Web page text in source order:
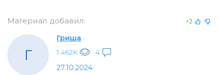
Материал добавил: +2
Г
Гриша
1.462K
4
27.10.2024